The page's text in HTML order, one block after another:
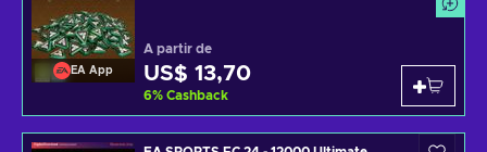
EA App
A partir de
US$ 13,70
6% Cashback